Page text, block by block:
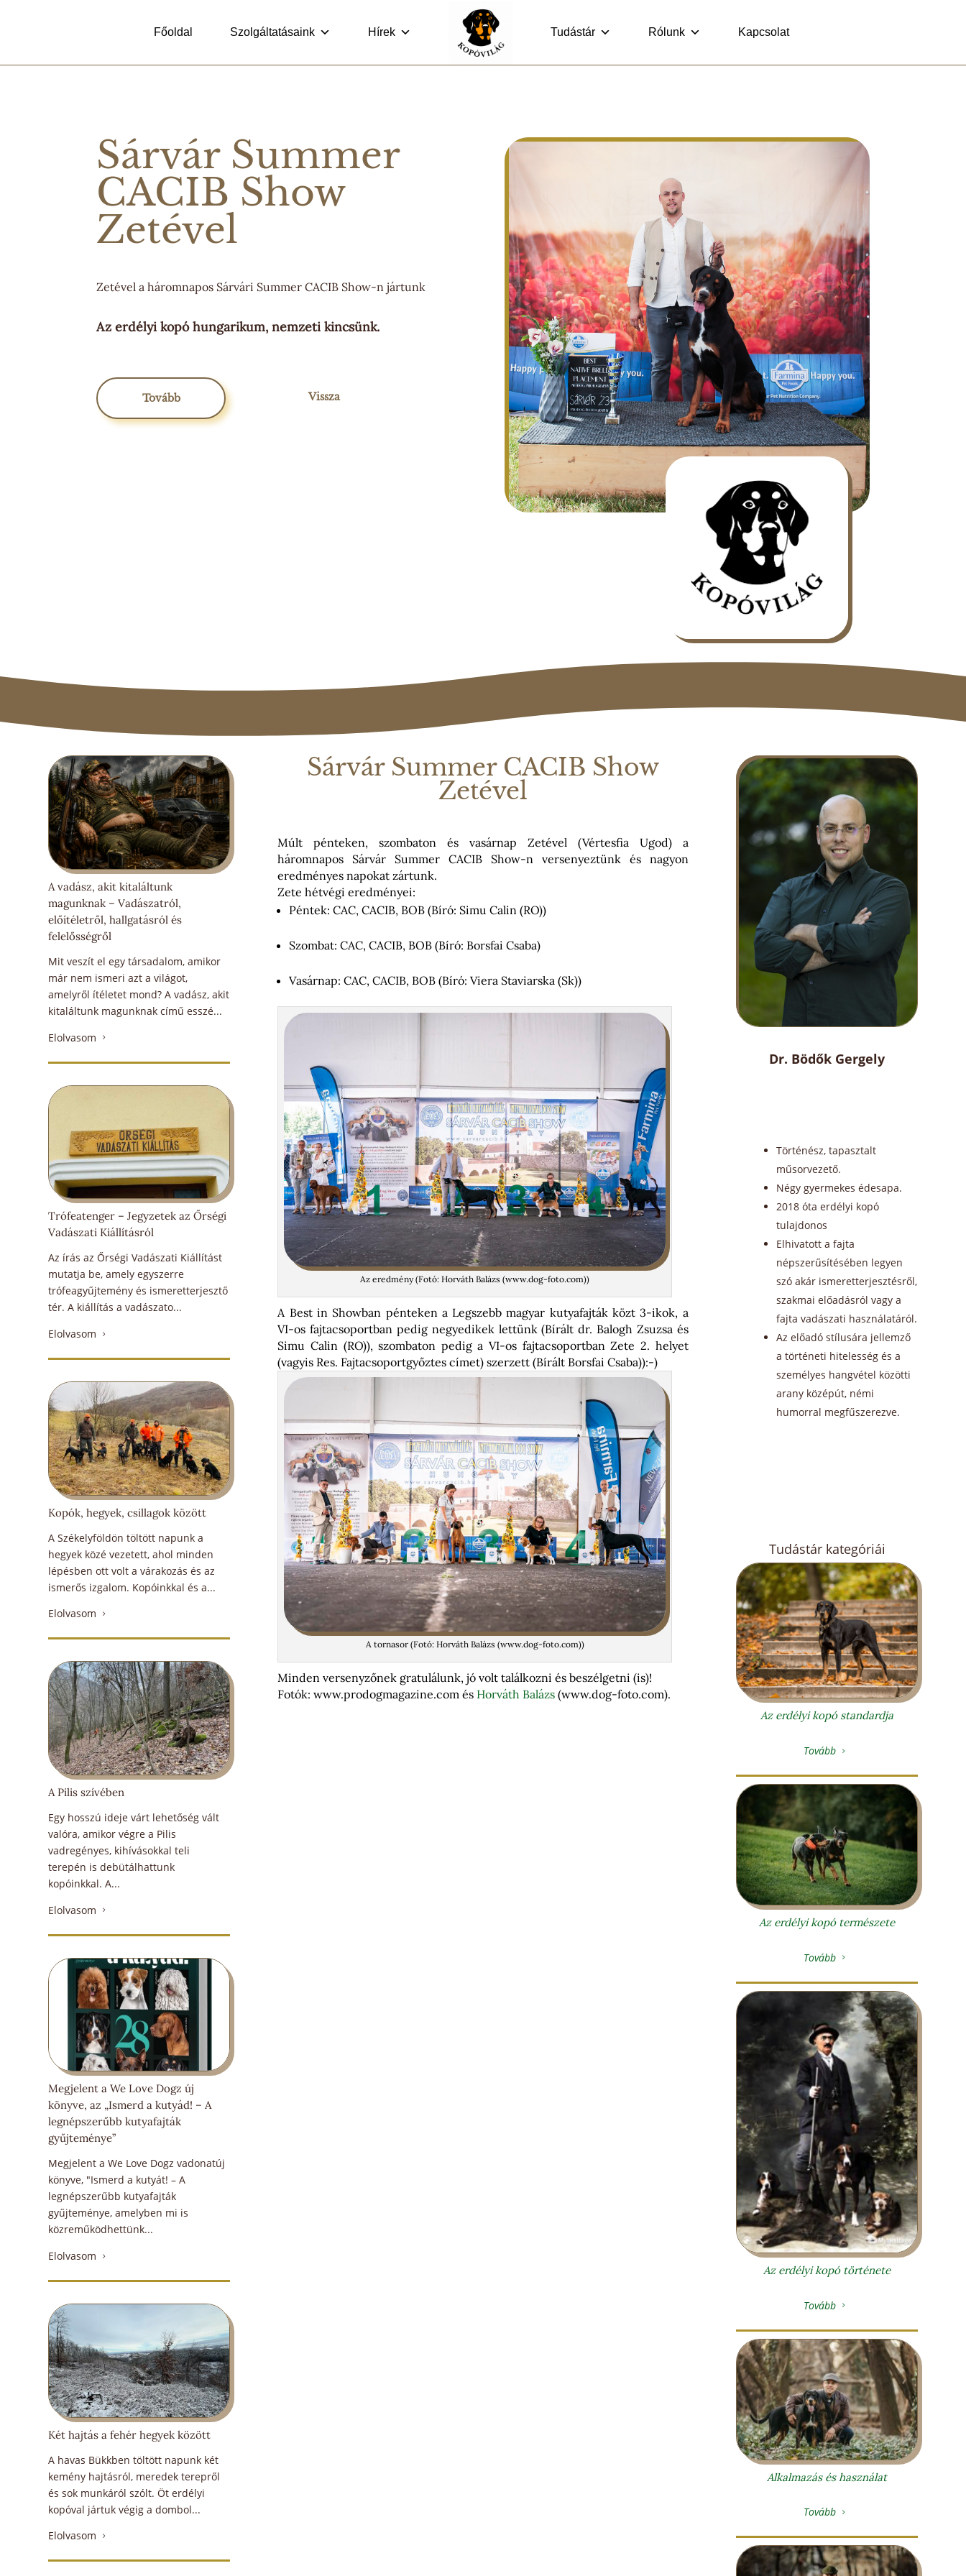
Főoldal Szolgáltatásaink Hírek Tudástár Rólunk Kapcsolat
Sárvár Summer
CACIB Show
Zetével
Zetével a háromnapos Sárvári Summer CACIB Show-n jártunk
Az erdélyi kopó hungarikum, nemzeti kincsünk.
Tovább Vissza
A vadász, akit kitaláltunk
magunknak – Vadászatról,
előítéletről, hallgatásról és
felelősségről
Mit veszít el egy társadalom, amikor
már nem ismeri azt a világot,
amelyről ítéletet mond? A vadász, akit
kitaláltunk magunknak című esszé...
Elolvasom
5
Trófeatenger – Jegyzetek az Őrségi
Vadászati Kiállításról
Az írás az Őrségi Vadászati Kiállítást
mutatja be, amely egyszerre
trófeagyűjtemény és ismeretterjesztő
tér. A kiállítás a vadászato...
Elolvasom
5
Kopók, hegyek, csillagok között
A Székelyföldön töltött napunk a
hegyek közé vezetett, ahol minden
lépésben ott volt a várakozás és az
ismerős izgalom. Kopóinkkal és a...
Elolvasom
5
A Pilis szívében
Egy hosszú ideje várt lehetőség vált
valóra, amikor végre a Pilis
vadregényes, kihívásokkal teli
terepén is debütálhattunk
kopóinkkal. A...
Elolvasom
5
Megjelent a We Love Dogz új
könyve, az „Ismerd a kutyád! – A
legnépszerűbb kutyafajták
gyűjteménye”
Megjelent a We Love Dogz vadonatúj
könyve, "Ismerd a kutyát! – A
legnépszerűbb kutyafajták
gyűjteménye, amelyben mi is
közreműködhettünk...
Elolvasom
5
Két hajtás a fehér hegyek között
A havas Bükkben töltött napunk két
kemény hajtásról, meredek terepről
és sok munkáról szólt. Öt erdélyi
kopóval jártuk végig a dombol...
Elolvasom
5
Sárvár Summer CACIB Show
Zetével
Múlt pénteken, szombaton és vasárnap Zetével (Vértesfia Ugod) a
háromnapos Sárvár Summer CACIB Show-n versenyeztünk és nagyon
eredményes napokat zártunk.
Zete hétvégi eredményei:
Péntek: CAC, CACIB, BOB (Bíró: Simu Calin (RO))
Szombat: CAC, CACIB, BOB (Bíró: Borsfai Csaba)
Vasárnap: CAC, CACIB, BOB (Bíró: Viera Staviarska (Sk))
Az eredmény (Fotó: Horváth Balázs (www.dog-foto.com))
A Best in Showban pénteken a Legszebb magyar kutyafajták közt 3-ikok, a
VI-os fajtacsoportban pedig negyedikek lettünk (Bírált dr. Balogh Zsuzsa és
Simu Calin (RO)), szombaton pedig a VI-os fajtacsoportban Zete 2. helyet
(vagyis Res. Fajtacsoportgyőztes címet) szerzett (Bírált Borsfai Csaba)):-)
A tornasor (Fotó: Horváth Balázs (www.dog-foto.com))
Minden versenyzőnek gratulálunk, jó volt találkozni és beszélgetni (is)!
Fotók: www.prodogmagazine.com és Horváth Balázs (www.dog-foto.com).
Dr. Bödők Gergely
Történész, tapasztalt
műsorvezető.
Négy gyermekes édesapa.
2018 óta erdélyi kopó
tulajdonos
Elhivatott a fajta
népszerűsítésében legyen
szó akár ismeretterjesztésről,
szakmai előadásról vagy a
fajta vadászati használatáról.
Az előadó stílusára jellemző
a történeti hitelesség és a
személyes hangvétel közötti
arany középút, némi
humorral megfűszerezve.
Tudástár kategóriái
Az erdélyi kopó standardja
Tovább 5
Az erdélyi kopó természete
Tovább 5
Az erdélyi kopó története
Tovább 5
Alkalmazás és használat
Tovább 5